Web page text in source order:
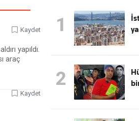
Kaydet
yapıldı.
araç
Kaydet
1
2